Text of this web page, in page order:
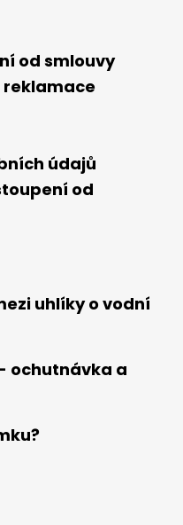
od smlouvy
údajů
od
uhlíky o vodní
ochutnávka a